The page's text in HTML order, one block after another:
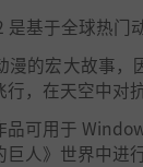
是基于全球热
漫的宏大故事
，在天空中对
可用于
人》世界中进